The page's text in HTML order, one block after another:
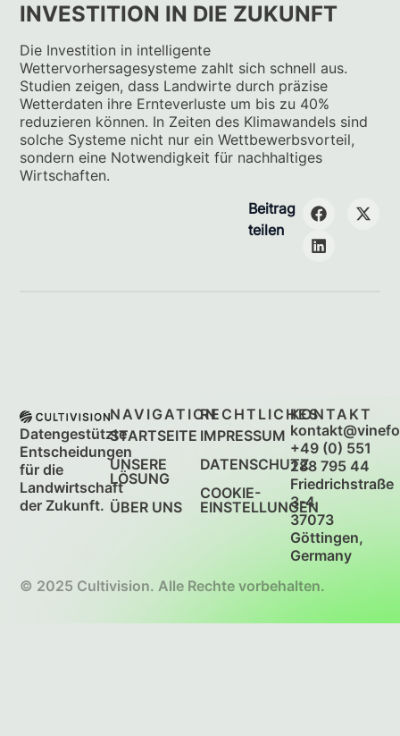
INVESTITION IN DIE ZUKUNFT
Die Investition in intelligente
Wettervorhersagesysteme zahlt sich schnell aus.
Studien zeigen, dass Landwirte durch präzise
Wetterdaten ihre Ernteverluste um bis zu 40%
reduzieren können. In Zeiten des Klimawandels sind
solche Systeme nicht nur ein Wettbewerbsvorteil,
sondern eine Notwendigkeit für nachhaltiges
Wirtschaften.
Beitrag
teilen
Datengestützte
Entscheidungen
für die
Landwirtschaft
der Zukunft.
NAVIGATION
STARTSEITE
UNSERE
LÖSUNG
ÜBER UNS
RECHTLICHES
IMPRESSUM
DATENSCHUTZ
COOKIE-
EINSTELLUNGEN
KONTAKT
+49 (0) 551
288 795 44
Friedrichstraße
3-4
37073
Göttingen,
Germany
© 2025 Cultivision. Alle Rechte vorbehalten.